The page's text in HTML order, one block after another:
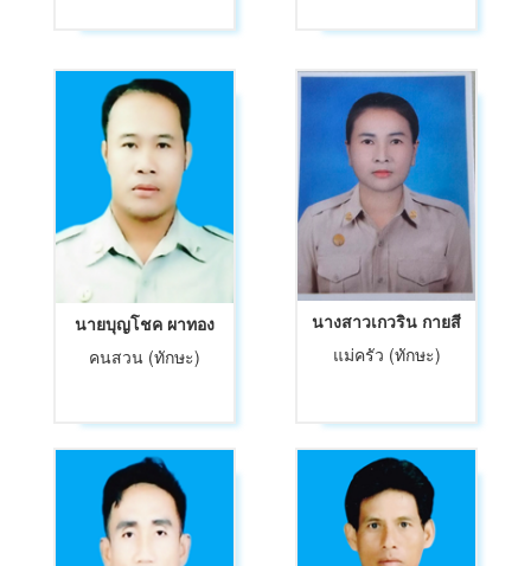
นายบุญโชค ผาทอง
คนสวน (ทักษะ)
นางสาวเกวริน กายสี
แม่ครัว (ทักษะ)